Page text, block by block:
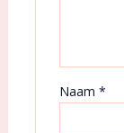
Naam*